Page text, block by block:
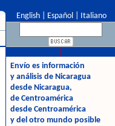
English Español Italiano
Envío es información
y análisis de Nicaragua
desde Nicaragua,
de Centroamérica
desde Centroamérica
y del otro mundo posible